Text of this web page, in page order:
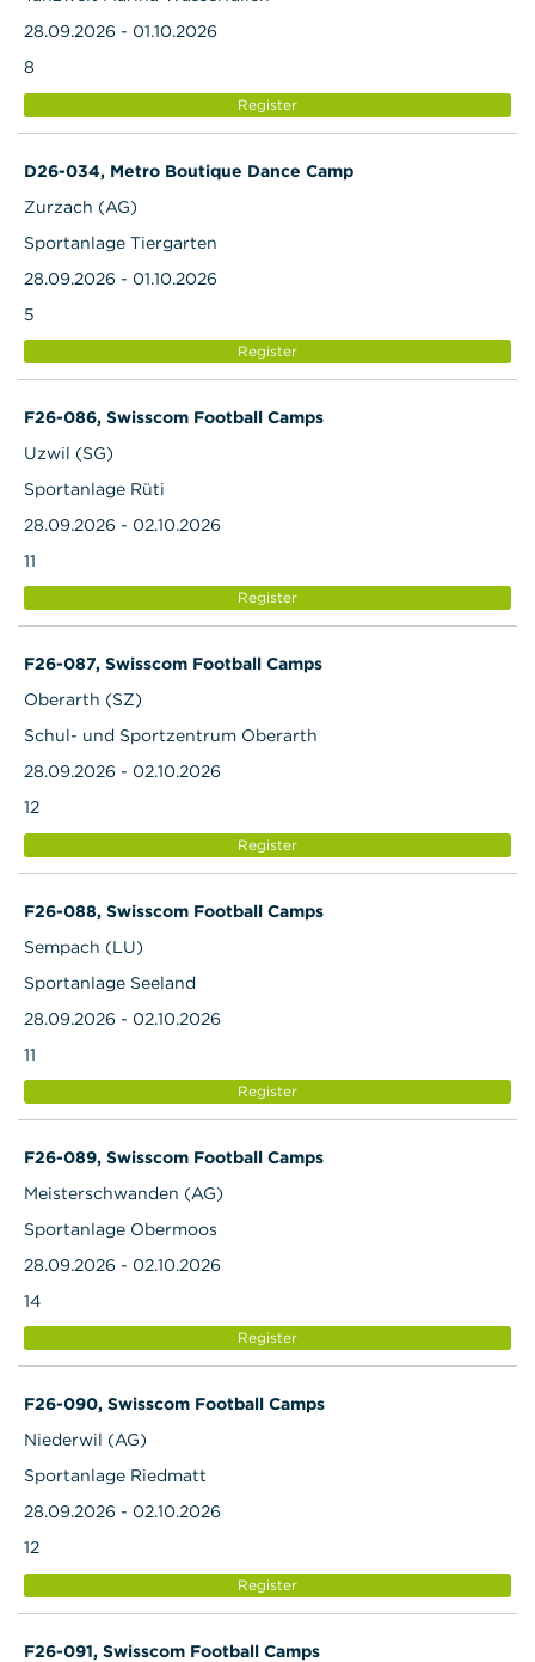
28.09.2026 - 01.10.2026
8
Register
D26-034, Metro Boutique Dance Camp
Zurzach (AG)
Sportanlage Tiergarten
28.09.2026 - 01.10.2026
5
Register
F26-086, Swisscom Football Camps
Uzwil (SG)
Sportanlage Rüti
28.09.2026 - 02.10.2026
11
Register
F26-087, Swisscom Football Camps
Oberarth (SZ)
Schul- und Sportzentrum Oberarth
28.09.2026 - 02.10.2026
12
Register
F26-088, Swisscom Football Camps
Sempach (LU)
Sportanlage Seeland
28.09.2026 - 02.10.2026
11
Register
F26-089, Swisscom Football Camps
Meisterschwanden (AG)
Sportanlage Obermoos
28.09.2026 - 02.10.2026
14
Register
F26-090, Swisscom Football Camps
Niederwil (AG)
Sportanlage Riedmatt
28.09.2026 - 02.10.2026
12
Register
F26-091, Swisscom Football Camps